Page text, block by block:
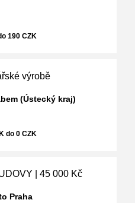
190 CZK
výrobě
(Ústecký kraj)
do 0 CZK
| 45 000 Kč
Praha